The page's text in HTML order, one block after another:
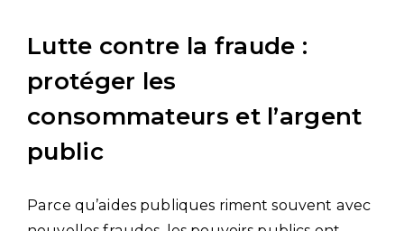
Lutte contre la fraude :
protéger les
consommateurs et l’argent
public
Parce qu’aides publiques riment souvent avec